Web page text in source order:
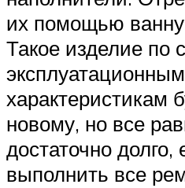
их помощью
Такое изделие по
эксплуатационным
характеристикам
новому, но все
достаточно
выполнить все